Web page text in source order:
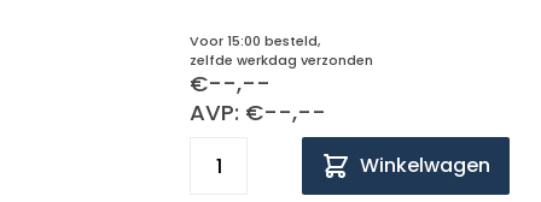
Voor 15:00 besteld,
zelfde werkdag verzonden
€--,--
AVP: €--,--
Winkelwagen